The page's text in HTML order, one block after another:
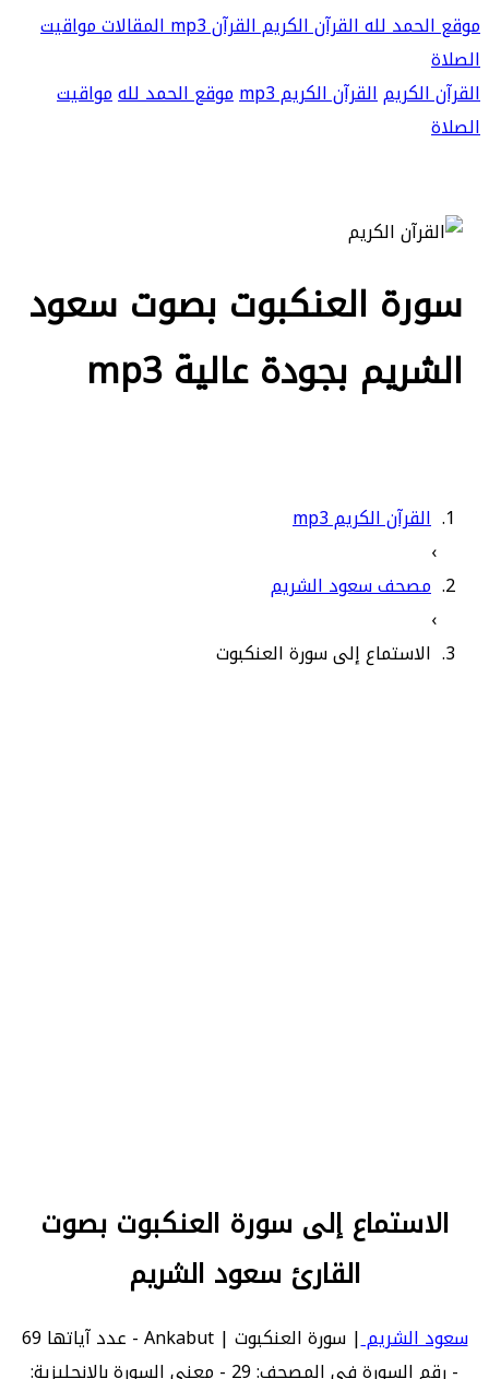
موقع الحمد للهالقرآن الكريمالقرآن mp3 المقالاتمواقيت
الصلاة
القرآن الكريمالقرآن الكريم mp3 موقع الحمد للهمواقيت
الصلاة
سورة العنكبوت بصوت سعود
الشريم بجودة عالية mp3
القرآن الكريم mp3
›
مصحف سعود الشريم
›
الاستماع إلى سورة العنكبوت
الاستماع إلى سورة العنكبوت بصوت
القارئ سعود الشريم
سعود الشريم
| سورة العنكبوت | Ankabut - عدد آياتها 69
- رقم السورة في المصحف: 29 - معنى السورة بالإنجليزية: